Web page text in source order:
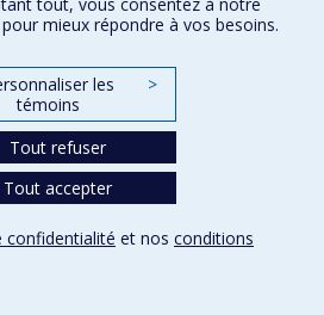
:
à l’intention des médias
mieux répondre à vos besoins.
les
témoins
>
Tout refuser
Tout accepter
confidentialité et nos conditions